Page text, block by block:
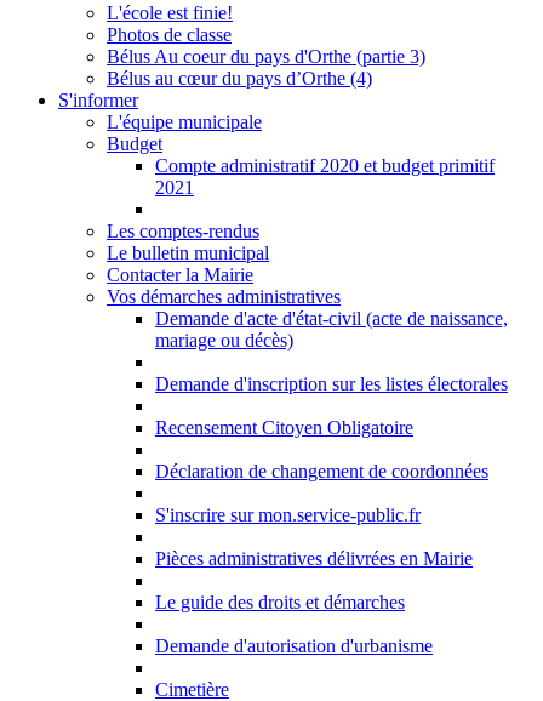
L'école est finie!
Photos de classe
Bélus Au coeur du pays d'Orthe (partie 3)
Bélus au cœur du pays d’Orthe (4)
S'informer
L'équipe municipale
Budget
Compte administratif 2020 et budget primitif
2021
Les comptes-rendus
Le bulletin municipal
Contacter la Mairie
Vos démarches administratives
Demande d'acte d'état-civil (acte de naissance,
mariage ou décès)
Demande d'inscription sur les listes électorales
Recensement Citoyen Obligatoire
Déclaration de changement de coordonnées
S'inscrire sur mon.service-public.fr
Pièces administratives délivrées en Mairie
Le guide des droits et démarches
Demande d'autorisation d'urbanisme
Cimetière